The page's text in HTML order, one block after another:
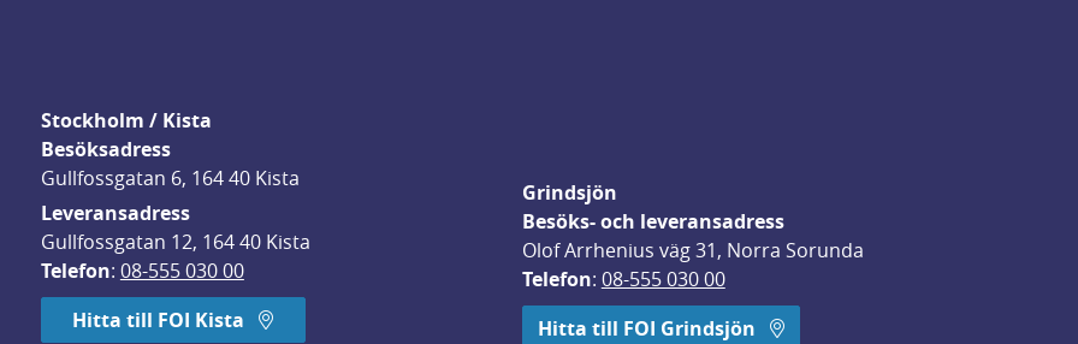
Stockholm / Kista
Besöksadress
Gullfossgatan 6, 164 40 Kista
Leveransadress
Gullfossgatan 12, 164 40 Kista
Telefon: 08-555 030 00
Hitta till FOI Kista
Grindsjön
Besöks- och leveransadress
Olof Arrhenius väg 31, Norra Sorunda
Telefon: 08-555 030 00
Hitta till FOI Grindsjön